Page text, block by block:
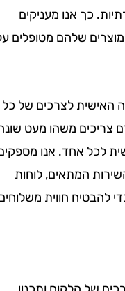
אנו מעניקים
שלהם מטופלים על
לצרכים של כל
משהו מעט שונה,
אחד. אנו מספקים
המתאים, לוחות
חווית משלוחים